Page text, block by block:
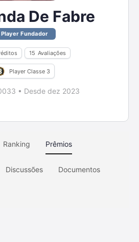
De Fabre
Player Fundador
15 Avaliações
Player Classe 3
• Desde dez 2023
Ranking Prêmios
Discussões Documentos